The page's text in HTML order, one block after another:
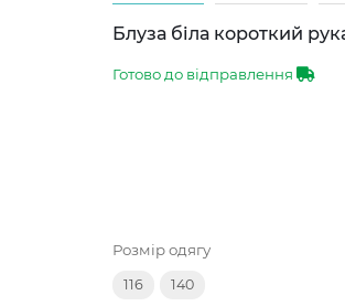
Блуза біла короткий
Готово до відправлення
Розмір одягу
116 140